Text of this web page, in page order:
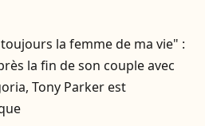
la femme de ma vie" :
la fin de son couple avec
Tony Parker est